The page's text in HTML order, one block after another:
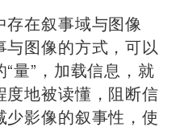
在叙事域与图像
图像的方式，可以
量”，加载信息，就
地被读懂，阻断信
影像的叙事性，使